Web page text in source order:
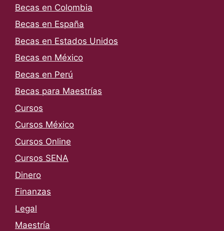
Becas en Colombia
Becas en España
Becas en Estados Unidos
Becas en México
Becas en Perú
Becas para Maestrías
Cursos
Cursos México
Cursos Online
Cursos SENA
Dinero
Finanzas
Legal
Maestría